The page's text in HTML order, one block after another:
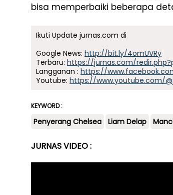
bisa memperbaiki beberapa
Ikuti Update jurnas.com di
Google News: http://bit.ly/4omUVRy
Terbaru: https://jurnas.com/
Langganan : https://
Youtube: https://www.youtube.com/
KEYWORD :
Penyerang Chelsea Liam Delap
JURNAS VIDEO :